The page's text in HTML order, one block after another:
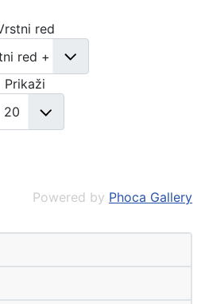
red
Prikaži
Powered by Phoca Gallery